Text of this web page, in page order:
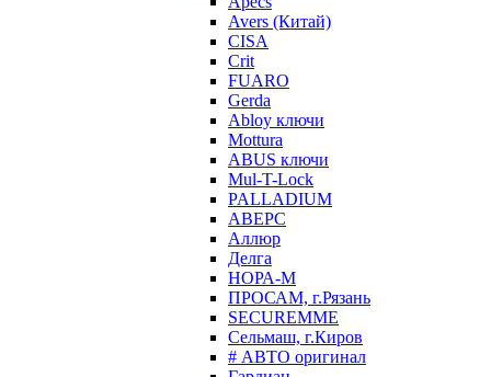
Avers (Китай)
CISA
Crit
FUARO
Gerda
Abloy ключи
Mottura
ABUS ключи
Mul-T-Lock
PALLADIUM
АВЕРС
Аллюр
Делга
НОРА-М
ПРОСАМ, г.Рязань
SECUREMME
Сельмаш, г.Киров
# АВТО оригинал